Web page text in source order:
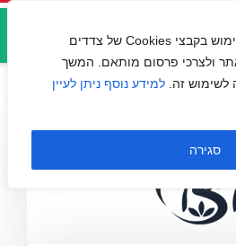
לידיעתך, באתר זה נעשה שימוש בקבצי Cookies של צדדים
ולצרכי פרסום מותאם. המשך
זה. למידע נוסף ניתן לעיין
סגירה